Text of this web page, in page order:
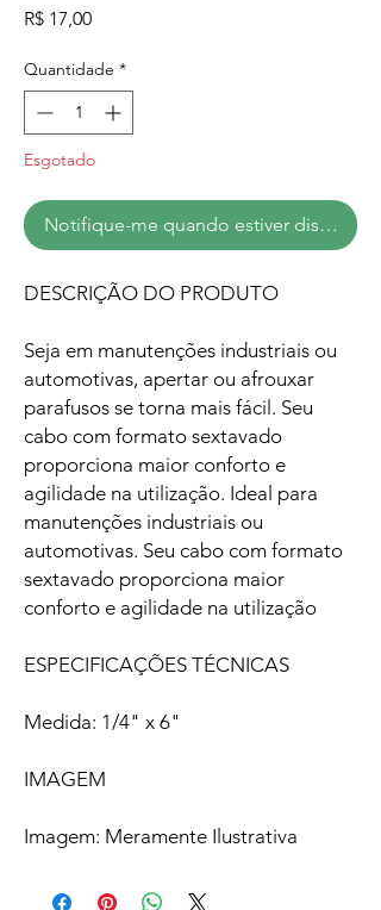
R$ 17,00Preço
Quantidade *
Esgotado
Notifique-me quando estiver disponível
DESCRIÇÃO DO PRODUTO
Seja em manutenções industriais ou
automotivas, apertar ou afrouxar
parafusos se torna mais fácil. Seu
cabo com formato sextavado
proporciona maior conforto e
agilidade na utilização. Ideal para
manutenções industriais ou
automotivas. Seu cabo com formato
sextavado proporciona maior
conforto e agilidade na utilização
ESPECIFICAÇÕES TÉCNICAS
Medida: 1/4" x 6"
IMAGEM
Imagem: Meramente Ilustrativa